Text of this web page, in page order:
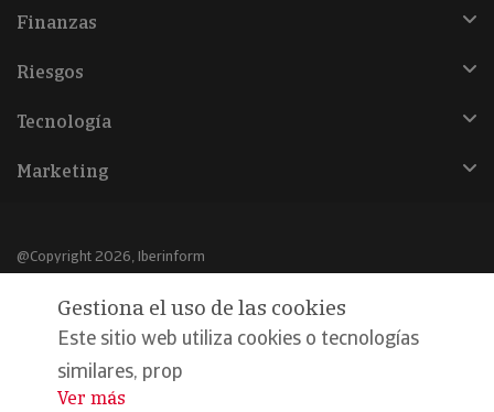
Finanzas
Riesgos
Tecnología
Marketing
@Copyright 2026, Iberinform
Aviso legal
Política de cookies
Declaración de privacidad
Gestiona el uso de las cookies
Este sitio web utiliza cookies o tecnologías
similares, prop
...
Ver más